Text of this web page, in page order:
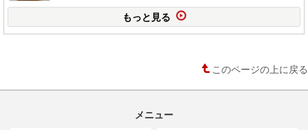
もっと見る
このページの上に戻る
メニュー